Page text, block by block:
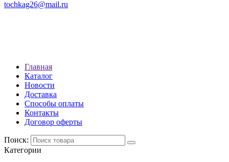
tochkag26@mail.ru
Главная
Каталог
Новости
Доставка
Способы оплаты
Контакты
Договор оферты
Поиск:
Категории